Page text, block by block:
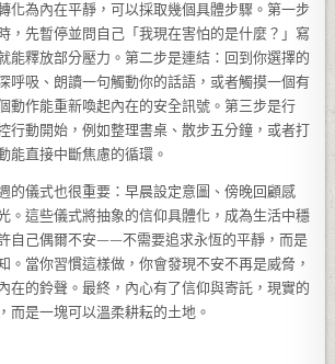
化為內在平靜，可以採取幾個具體步驟。第一步
，先暫停並問自己「我現在害怕的是什麼？」寫
能釋放部分壓力。第二步是連結：回到你選擇的
呼吸、朗讀一句觸動你的話語，或者觸摸一個有
動作能重新喚起內在的安全訊號。第三步是行
行動開始，例如整理書桌、散步五分鐘，或者打
能直接中斷焦慮的循環。
的儀式也很重要：早晨設定意圖、傍晚回顧感
。這些儀式將抽象的信仰具體化，成為生活中穩
自己偶爾不安——不需要追求永恆的平靜，而是
。當你習慣這樣做，你會發現不安不再是威脅，
在的鈴聲。最終，內心有了信仰與寄託，現實的
而是一塊可以溫柔耕耘的土地。